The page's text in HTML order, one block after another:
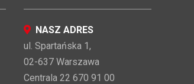
NASZ ADRES
ul. Spartańska 1,
02-637 Warszawa
Centrala 22 670 91 00